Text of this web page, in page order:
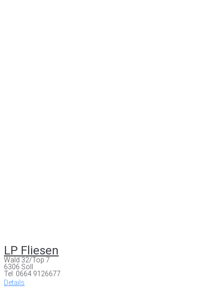
LP Fliesen
Wald 32/Top 7
6306 Söll
Tel: 0664 9126677
Details